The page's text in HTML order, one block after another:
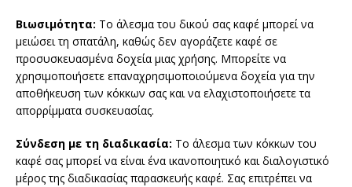
Βιωσιμότητα: Το άλεσμα του δικού σας καφέ μπορεί να
μειώσει τη σπατάλη, καθώς δεν αγοράζετε καφέ σε
προσυσκευασμένα δοχεία μιας χρήσης. Μπορείτε να
χρησιμοποιήσετε επαναχρησιμοποιούμενα δοχεία για την
αποθήκευση των κόκκων σας και να ελαχιστοποιήσετε τα
απορρίμματα συσκευασίας.
Σύνδεση με τη διαδικασία: Το άλεσμα των κόκκων του
καφέ σας μπορεί να είναι ένα ικανοποιητικό και διαλογιστικό
μέρος της διαδικασίας παρασκευής καφέ. Σας επιτρέπει να